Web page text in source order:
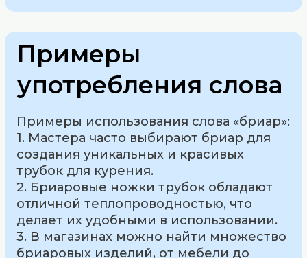
Примеры
употребления слова
Примеры использования слова «бриар»:
1. Мастера часто выбирают бриар для
создания уникальных и красивых
трубок для курения.
2. Бриаровые ножки трубок обладают
отличной теплопроводностью, что
делает их удобными в использовании.
3. В магазинах можно найти множество
бриаровых изделий, от мебели до